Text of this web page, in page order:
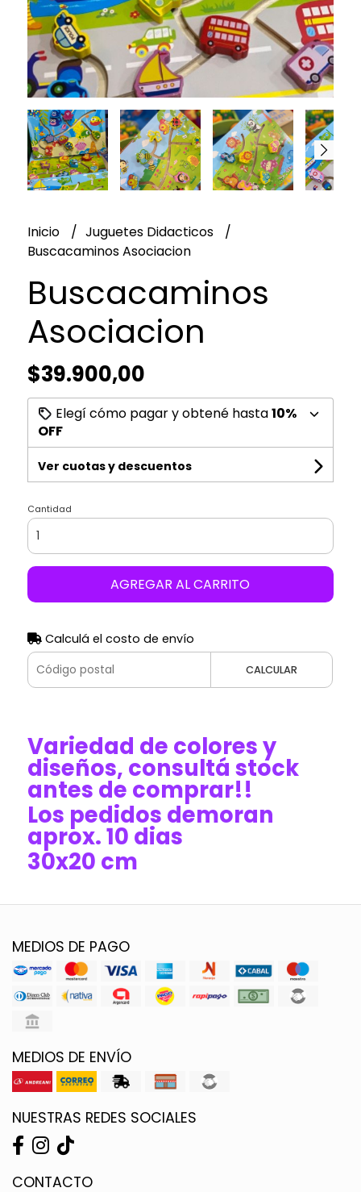
Inicio
Juguetes Didacticos
Buscacaminos Asociacion
Buscacaminos
Asociacion
$39.900,00
Elegí cómo pagar y obtené hasta10%
OFF
Ver cuotas y descuentos
Cantidad
AGREGAR AL CARRITO
Calculá el costo de envío
CALCULAR
Variedad de colores y
diseños, consultá stock
antes de comprar!!
Los pedidos demoran
aprox. 10 dias
30x20 cm
MEDIOS DE PAGO
MEDIOS DE ENVÍO
NUESTRAS REDES SOCIALES
CONTACTO